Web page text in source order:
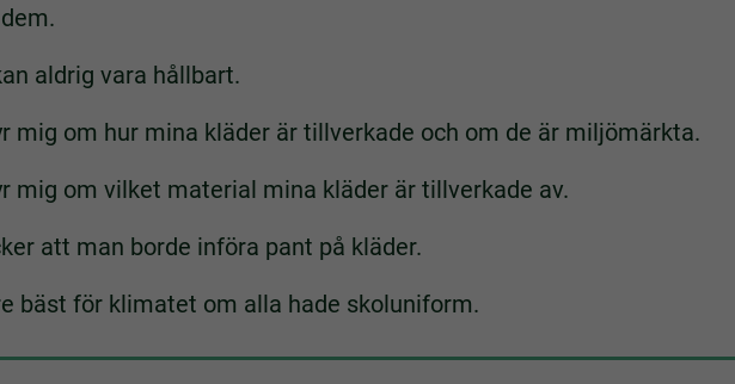
aldrig vara hållbart.
mig om hur mina kläder är tillverkade och om de är miljömärkta.
mig om vilket material mina kläder är tillverkade av.
att man borde införa pant på kläder.
bäst för klimatet om alla hade skoluniform.